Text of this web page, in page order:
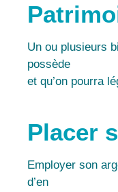
Un ou plusieurs
possède
et qu’on pourra
Placer
Employer son
d’en